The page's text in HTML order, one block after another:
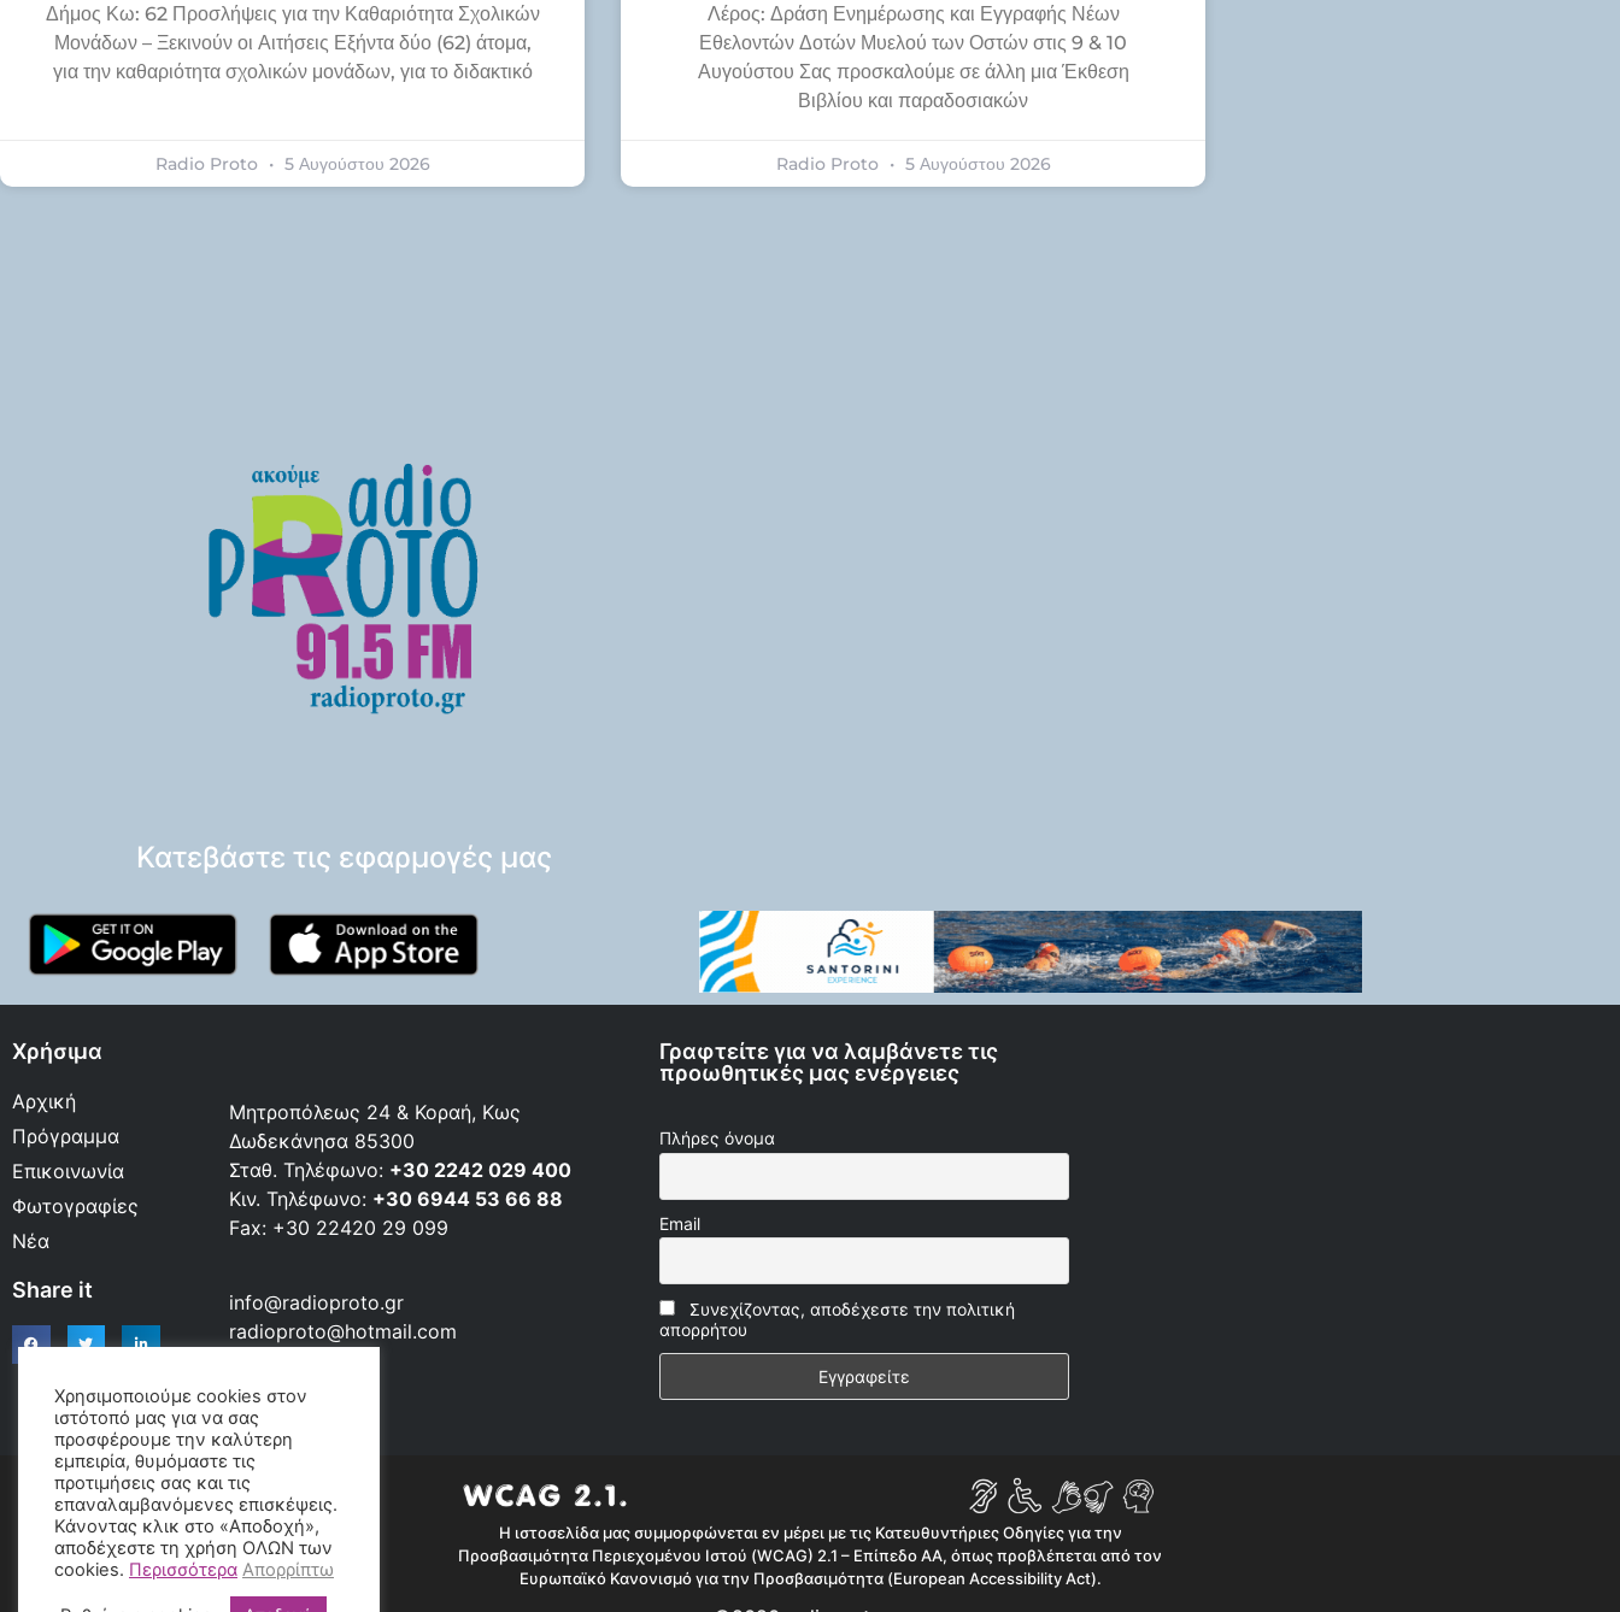
Δήμος Κω: 62 Προσλήψεις για την Καθαριότητα Σχολικών
Μονάδων – Ξεκινούν οι Αιτήσεις Εξήντα δύο (62) άτομα,
για την καθαριότητα σχολικών μονάδων, για το διδακτικό
Radio Proto 5 Αυγούστου 2026
Λέρος: Δράση Ενημέρωσης και Εγγραφής Νέων
Εθελοντών Δοτών Μυελού των Οστών στις 9 & 10
Αυγούστου Σας προσκαλούμε σε άλλη μια Έκθεση
Βιβλίου και παραδοσιακών
Radio Proto 5 Αυγούστου 2026
Κατεβάστε τις εφαρμογές μας
Χρήσιμα
Αρχική
Πρόγραμμα
Επικοινωνία
Φωτογραφίες
Νέα
Share it
Μητροπόλεως 24 & Κοραή, Κως
Δωδεκάνησα 85300
Σταθ. Τηλέφωνο: +30 2242 029 400
Κιν. Τηλέφωνο: +30 6944 53 66 88
Fax: +30 22420 29 099
info@radioproto.gr
radioproto@hotmail.com
Γραφτείτε για να λαμβάνετε τις
προωθητικές μας ενέργειες
Πλήρες όνομα
Email
Συνεχίζοντας, αποδέχεστε την πολιτική
απορρήτου
Η ιστοσελίδα μας συμμορφώνεται εν μέρει με τις Κατευθυντήριες Οδηγίες για την
Προσβασιμότητα Περιεχομένου Ιστού (WCAG) 2.1 – Επίπεδο AA, όπως προβλέπεται από τον
Ευρωπαϊκό Κανονισμό για την Προσβασιμότητα (European Accessibility Act).
Χρησιμοποιούμε cookies στον
ιστότοπό μας για να σας
προσφέρουμε την καλύτερη
εμπειρία, θυμόμαστε τις
προτιμήσεις σας και τις
επαναλαμβανόμενες επισκέψεις.
Κάνοντας κλικ στο «Αποδοχή»,
αποδέχεστε τη χρήση ΟΛΩΝ των
cookies. Περισσότερα Απορρίπτω